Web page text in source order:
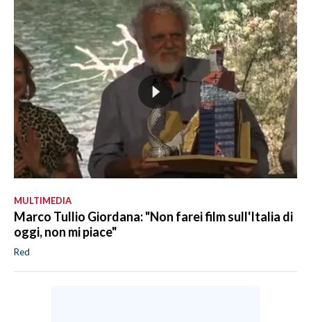
MULTIMEDIA
Marco Tullio Giordana: "Non farei film sull'Italia di
oggi, non mi piace"
Red